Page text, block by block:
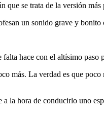
que se trata de la versión
un sonido grave y
hace con el altísimo
más. La verdad es que
hora de conducirlo uno